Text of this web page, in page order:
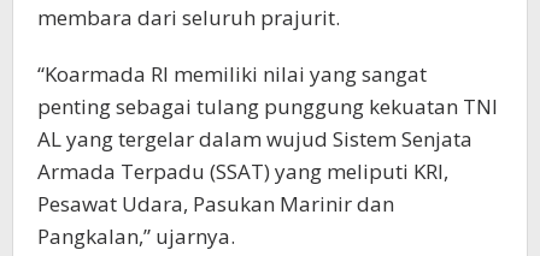
membara dari seluruh prajurit.
“Koarmada RI memiliki nilai yang sangat
penting sebagai tulang punggung kekuatan TNI
AL yang tergelar dalam wujud Sistem Senjata
Armada Terpadu (SSAT) yang meliputi KRI,
Pesawat Udara, Pasukan Marinir dan
Pangkalan,” ujarnya.